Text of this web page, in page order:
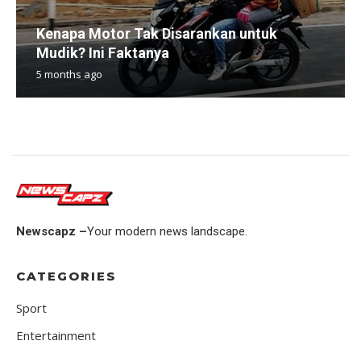
Kenapa Motor Tak Disarankan untuk
Mudik? Ini Faktanya
5 months ago
Newscapz –Your modern news landscape.
CATEGORIES
Sport
Entertainment